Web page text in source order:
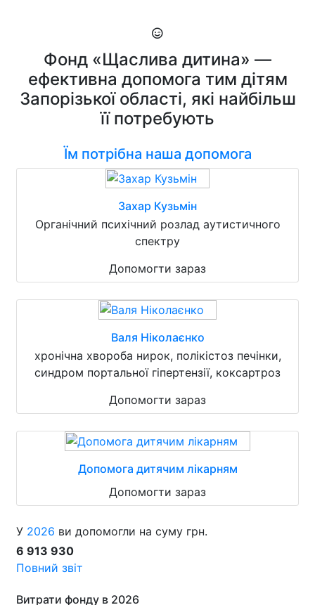
Фонд «Щаслива дитина» —
ефективна допомога тим дітям
Запорізької області, які найбільш
її потребують
Їм потрібна наша допомога
Захар Кузьмін
Органічний психічний розлад аутистичного
спектру
Допомогти зараз
Валя Ніколаєнко
хронічна хвороба нирок, полікістоз печінки,
синдром портальної гіпертензії, коксартроз
Допомогти зараз
Допомога дитячим лікарням
Допомогти зараз
У 2026 ви допомогли на суму грн.
6 913 930
Повний звіт
Витрати фонду в 2026